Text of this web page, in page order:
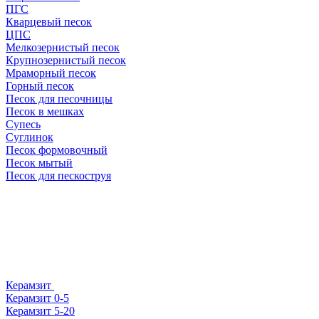
ПГС
Кварцевый песок
ЦПС
Мелкозернистый песок
Крупнозернистый песок
Мраморный песок
Горный песок
Песок для песочницы
Песок в мешках
Супесь
Суглинок
Песок формовочный
Песок мытый
Песок для пескоструя
Керамзит
Керамзит 0-5
Керамзит 5-20